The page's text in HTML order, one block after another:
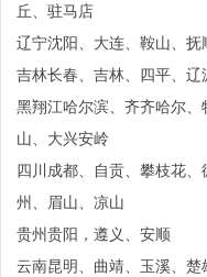
丘、驻马店
辽宁沈阳、大连、鞍山、
吉林长春、吉林、四平、
黑翔江哈尔滨、齐齐哈尔
山、大兴安岭
四川成都、自贡、攀枝花
州、眉山、凉山
贵州贵阳，遵义、安顺
云南昆明、曲靖、玉溪、